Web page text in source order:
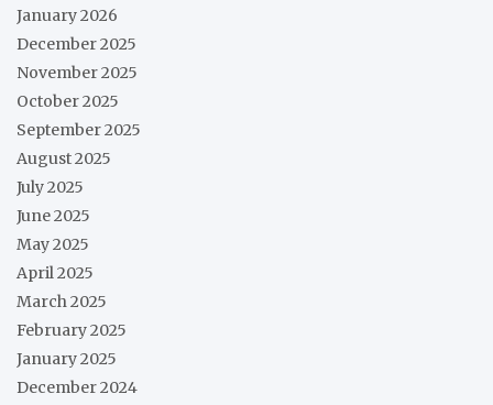
January 2026
December 2025
November 2025
October 2025
September 2025
August 2025
July 2025
June 2025
May 2025
April 2025
March 2025
February 2025
January 2025
December 2024